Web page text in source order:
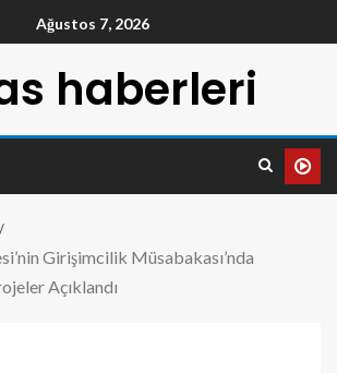
Ağustos 7, 2026
haberleri
Girişimcilik Müsabakası’nda
Açıklandı